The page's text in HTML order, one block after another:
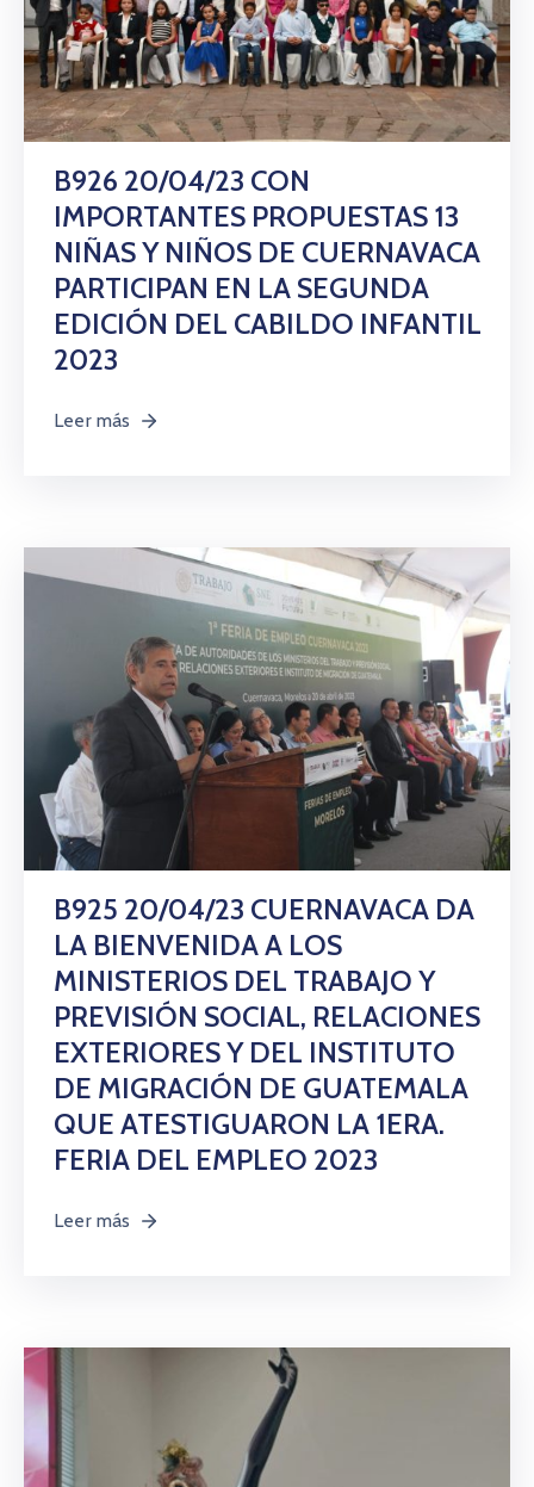
B926 20/04/23 CON
IMPORTANTES PROPUESTAS 13
NIÑAS Y NIÑOS DE CUERNAVACA
PARTICIPAN EN LA SEGUNDA
EDICIÓN DEL CABILDO INFANTIL
2023
Leer más
B925 20/04/23 CUERNAVACA DA
LA BIENVENIDA A LOS
MINISTERIOS DEL TRABAJO Y
PREVISIÓN SOCIAL, RELACIONES
EXTERIORES Y DEL INSTITUTO
DE MIGRACIÓN DE GUATEMALA
QUE ATESTIGUARON LA 1ERA.
FERIA DEL EMPLEO 2023
Leer más